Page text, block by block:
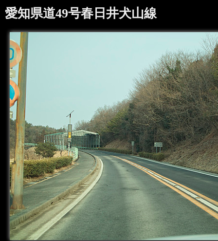
愛知県道49号春日井犬山線